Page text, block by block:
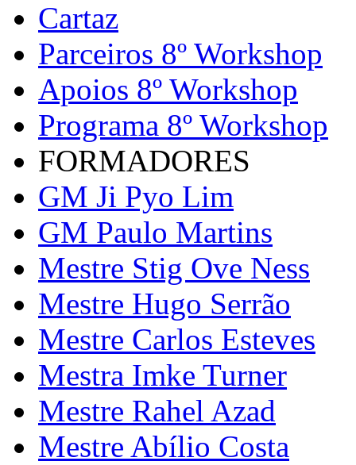
Cartaz
Parceiros 8º Workshop
Apoios 8º Workshop
Programa 8º Workshop
FORMADORES
GM Ji Pyo Lim
GM Paulo Martins
Mestre Stig Ove Ness
Mestre Hugo Serrão
Mestre Carlos Esteves
Mestra Imke Turner
Mestre Rahel Azad
Mestre Abílio Costa